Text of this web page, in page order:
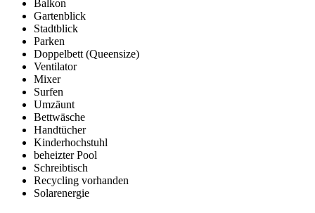
Balkon
Gartenblick
Stadtblick
Parken
Doppelbett (Queensize)
Ventilator
Mixer
Surfen
Umzäunt
Bettwäsche
Handtücher
Kinderhochstuhl
beheizter Pool
Schreibtisch
Recycling vorhanden
Solarenergie